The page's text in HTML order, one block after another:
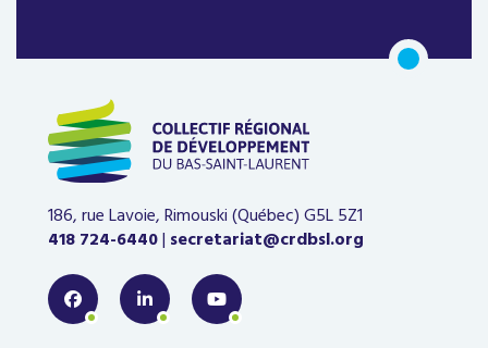
186, rue Lavoie, Rimouski (Québec)G5L 5Z1
418 724-6440| secretariat@crdbsl.org